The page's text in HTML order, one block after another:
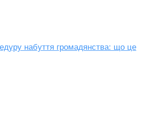
набуття громадянства: що це